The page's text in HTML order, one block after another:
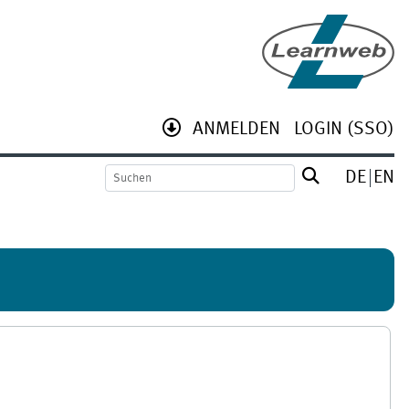
ANMELDEN LOGIN (SSO)
DE EN